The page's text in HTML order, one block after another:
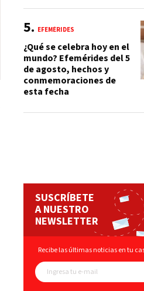
EFEMÉRIDES
¿Qué se celebra hoy en el
mundo? Efemérides del 5
de agosto, hechos y
conmemoraciones de
esta fecha
SUSCRÍBETE
A NUESTRO
NEWSLETTER
Recibe las últimas noticias en tu